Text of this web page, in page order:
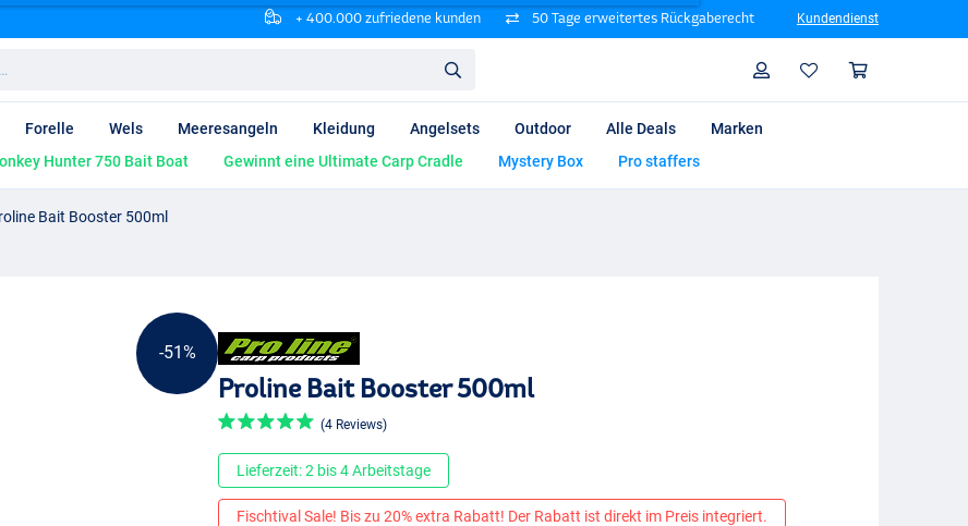
+ 400.000 zufriedene kunden 50 Tage erweitertes Rückgaberecht Kundendienst
Profil
Forelle Wels Meeresangeln Kleidung Angelsets Outdoor Alle Deals
Marken
Hunter 750 Bait Boat Gewinnt eine Ultimate Carp Cradle Mystery Box Pro staffers
Bait Booster 500ml
-51%
Proline Bait Booster 500ml
(4 Reviews)
Lieferzeit: 2 bis 4 Arbeitstage
Fischtival Sale! Bis zu 20% extra Rabatt! Der Rabatt ist direkt im Preis integriert.